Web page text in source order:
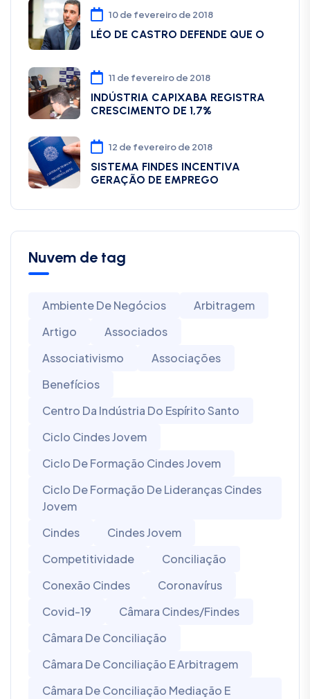
10 de fevereiro de 2018
LÉO DE CASTRO DEFENDE QUE O
11 de fevereiro de 2018
INDÚSTRIA CAPIXABA REGISTRA
CRESCIMENTO DE 1,7%
12 de fevereiro de 2018
SISTEMA FINDES INCENTIVA
GERAÇÃO DE EMPREGO
Nuvem de tag
Ambiente De Negócios
Arbitragem
Artigo
Associados
Associativismo
Associações
Benefícios
Centro Da Indústria Do Espírito Santo
Ciclo Cindes Jovem
Ciclo De Formação Cindes Jovem
Ciclo De Formação De Lideranças Cindes
Jovem
Cindes
Cindes Jovem
Competitividade
Conciliação
Conexão Cindes
Coronavírus
Covid-19
Câmara Cindes/Findes
Câmara De Conciliação
Câmara De Conciliação E Arbitragem
Câmara De Conciliação Mediação E